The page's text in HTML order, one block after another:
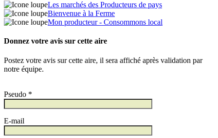
Les marchés des Producteurs de pays
Bienvenue à la Ferme
Mon producteur - Consommons local
Donnez votre avis sur cette aire
Postez votre avis sur cette aire, il sera affiché après validation par
notre équipe.
Pseudo *
E-mail